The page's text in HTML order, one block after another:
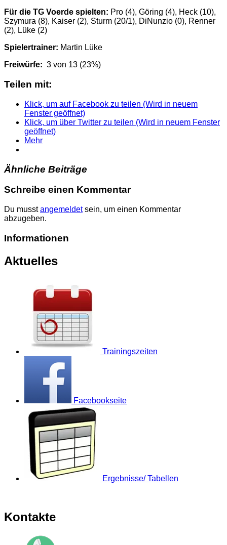
Für die TG Voerde spielten: Pro (4), Göring (4), Heck (10),
Szymura (8), Kaiser (2), Sturm (20/1), DiNunzio (0), Renner
(2), Lüke (2)
Spielertrainer: Martin Lüke
Freiwürfe: 3 von 13 (23%)
Teilen mit:
Klick, um auf Facebook zu teilen (Wird in neuem
Fenster geöffnet)
Klick, um über Twitter zu teilen (Wird in neuem Fenster
geöffnet)
Mehr
Ähnliche Beiträge
Schreibe einen Kommentar
Du musstangemeldetsein, um einen Kommentar
abzugeben.
Informationen
Aktuelles
Trainingszeiten
Facebookseite
Ergebnisse/ Tabellen
Kontakte